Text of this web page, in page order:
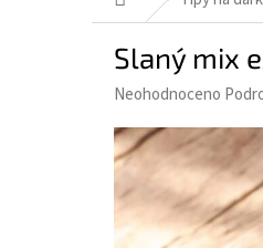
Slaný mix
Průměrné
produktu
je
0,0
z
5
Neohodnoceno